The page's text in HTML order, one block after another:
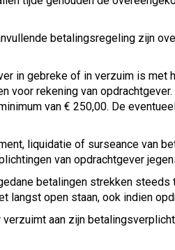
betalingsregeling zijn
in gebreke of in verzuim is
voor rekening van
van € 250,00. De
liquidatie of surseance van
van opdrachtgever
betalingen strekken
langst open staan, ook indien
verzuimt aan zijn